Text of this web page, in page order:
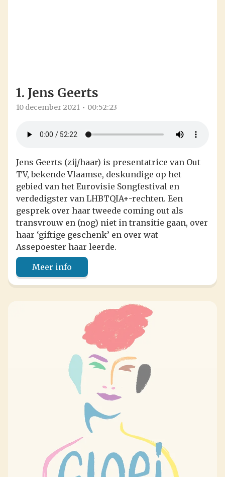
1. Jens Geerts
10 december 2021 00:52:23
Jens Geerts (zij/haar) is presentatrice van Out
TV, bekende Vlaamse, deskundige op het
gebied van het Eurovisie Songfestival en
verdedigster van LHBTQIA+-rechten. Een
gesprek over haar tweede coming out als
transvrouw en (nog) niet in transitie gaan, over
haar ‘giftige geschenk’ en over wat
Assepoester haar leerde.
Meer info